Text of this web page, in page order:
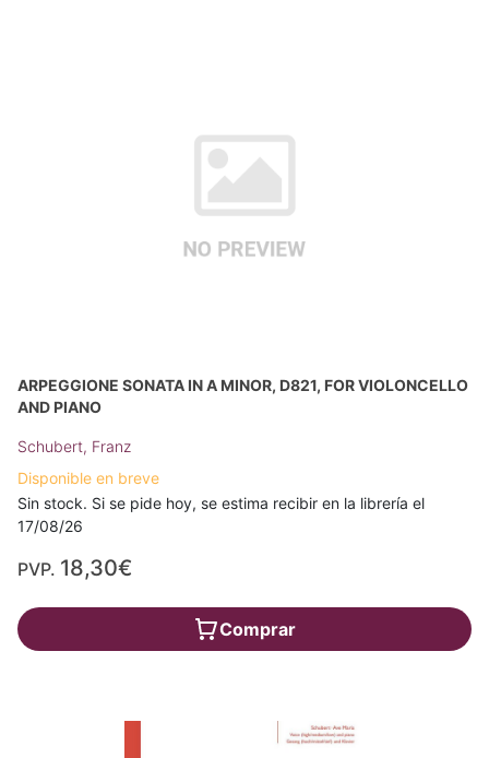
ARPEGGIONE SONATA IN A MINOR, D821, FOR VIOLONCELLO
AND PIANO
Schubert, Franz
Disponible en breve
Sin stock. Si se pide hoy, se estima recibir en la librería el
17/08/26
PVP. 18,30€
Comprar